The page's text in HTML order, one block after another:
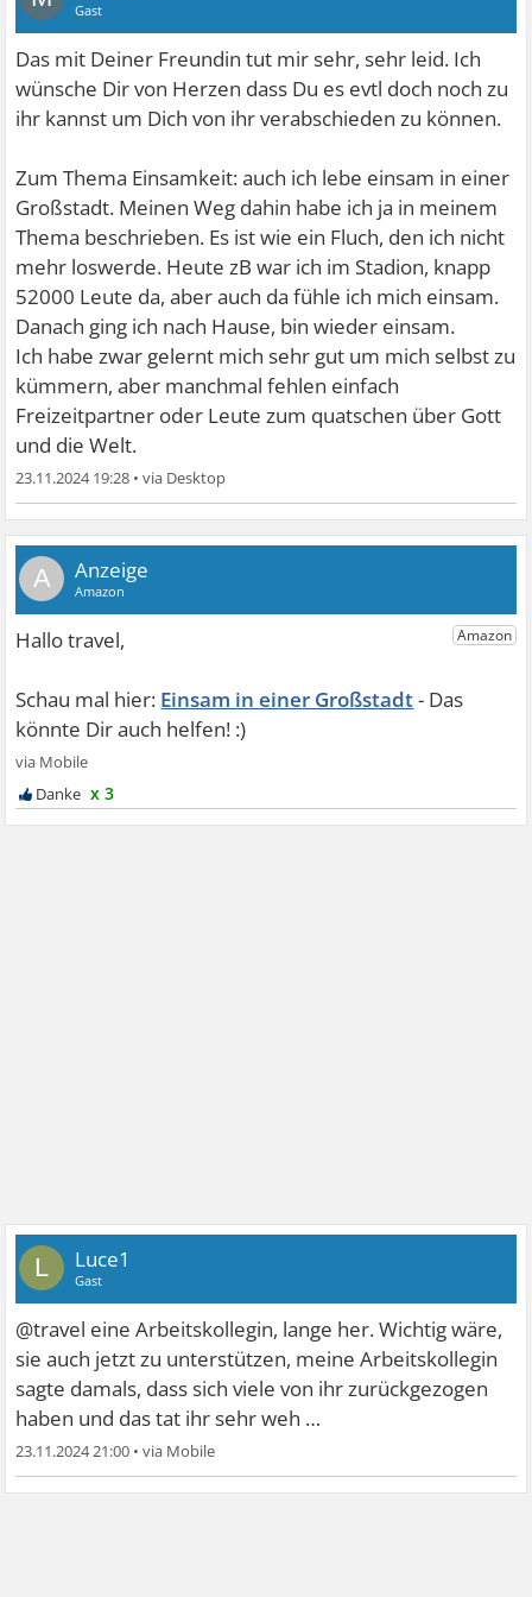
Gast
Das mit Deiner Freundin tut mir sehr, sehr leid. Ich
wünsche Dir von Herzen dass Du es evtl doch noch zu
ihr kannst um Dich von ihr verabschieden zu können.
Zum Thema Einsamkeit: auch ich lebe einsam in einer
Großstadt. Meinen Weg dahin habe ich ja in meinem
Thema beschrieben. Es ist wie ein Fluch, den ich nicht
mehr loswerde. Heute zB war ich im Stadion, knapp
52000 Leute da, aber auch da fühle ich mich einsam.
Danach ging ich nach Hause, bin wieder einsam.
Ich habe zwar gelernt mich sehr gut um mich selbst zu
kümmern, aber manchmal fehlen einfach
Freizeitpartner oder Leute zum quatschen über Gott
und die Welt.
23.11.2024 19:28 •
A
Einsam in einer Großstadt
x 3
L Luce1
Gast
@travel eine Arbeitskollegin, lange her. Wichtig wäre,
sie auch jetzt zu unterstützen, meine Arbeitskollegin
sagte damals, dass sich viele von ihr zurückgezogen
haben und das tat ihr sehr weh …
23.11.2024 21:00 •